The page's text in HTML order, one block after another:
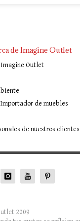
de Imagine Outlet
Outlet
de muebles
de nuestros clientes
2009